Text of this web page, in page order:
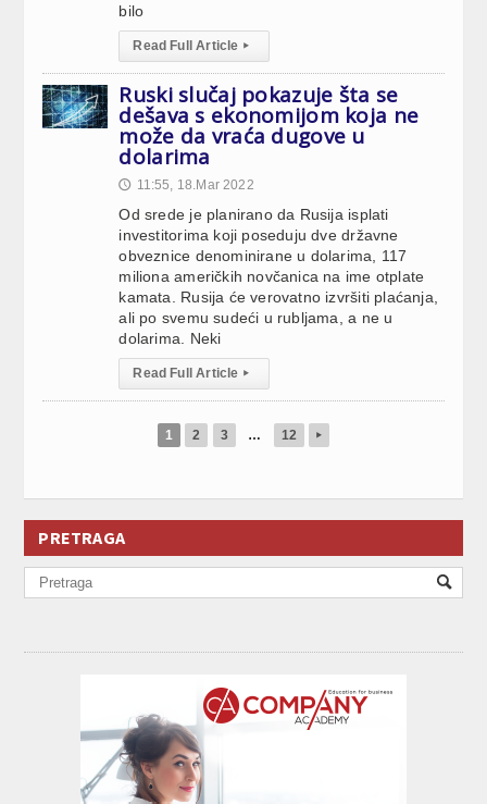
bilo
Read Full Article ▸
Ruski slučaj pokazuje šta se
dešava s ekonomijom koja ne
može da vraća dugove u
dolarima
🕔 11:55, 18.Mar 2022
Od srede je planirano da Rusija isplati
investitorima koji poseduju dve državne
obveznice denominirane u dolarima, 117
miliona američkih novčanica na ime otplate
kamata. Rusija će verovatno izvršiti plaćanja,
ali po svemu sudeći u rubljama, a ne u
dolarima. Neki
Read Full Article ▸
1 2 3 … 12 ▸
PRETRAGA